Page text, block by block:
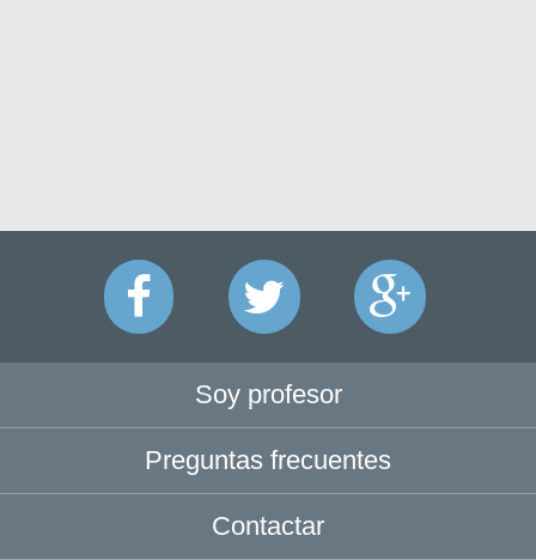
Soy profesor
Preguntas frecuentes
Contactar